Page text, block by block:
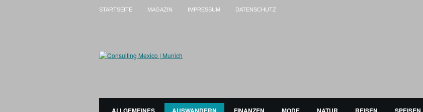
STARTSEITE MAGAZIN IMPRESSUM DATENSCHUTZ